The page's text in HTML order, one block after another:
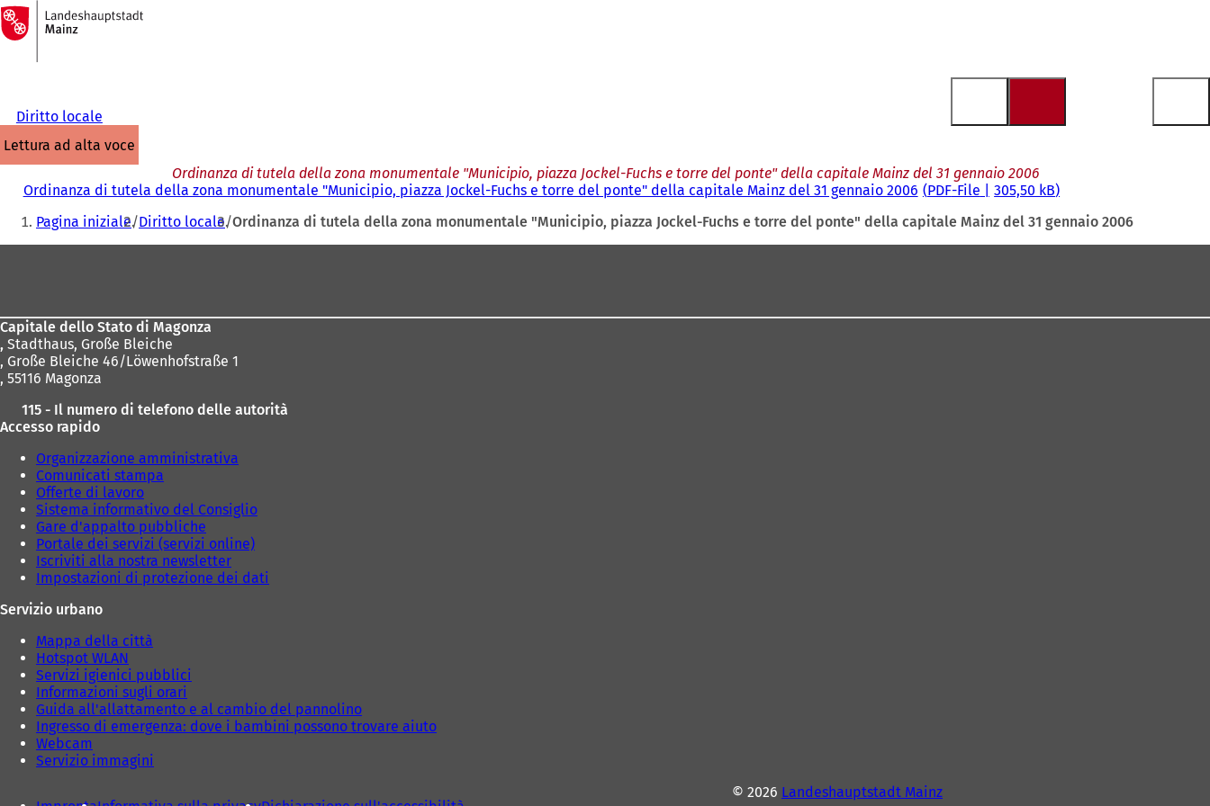
Vai al contenuto
Alla
pagina
iniziale
Diritto locale
lettura ad alta voce
Ordinanza di tutela della zona monumentale "Municipio, piazza Jockel-Fuchs e torre del ponte" della capitale Mainz del 31 gennaio 2006
Ordinanza di tutela della zona monumentale "Municipio, piazza Jockel-Fuchs e torre del ponte" della capitale Mainz del 31 gennaio 2006 PDF-File 305,50 kB
Siete
qui:
Pagina iniziale Diritto locale Ordinanza di tutela della zona monumentale "Municipio, piazza Jockel-Fuchs e torre del ponte" della capitale Mainz del 31 gennaio 2006
Capitale dello Stato di Magonza
, Stadthaus, Große Bleiche
, Große Bleiche 46/Löwenhofstraße 1
, 55116 Magonza
115 - Il numero di telefono delle autorità
Accesso rapido
Organizzazione amministrativa
Comunicati stampa
Offerte di lavoro
Sistema informativo del Consiglio
Gare d'appalto pubbliche
Portale dei servizi (servizi online)
Iscriviti alla nostra newsletter
Impostazioni di protezione dei dati
Servizio urbano
Mappa della città
Hotspot WLAN
Servizi igienici pubblici
Informazioni sugli orari
Guida all'allattamento e al cambio del pannolino
Ingresso di emergenza: dove i bambini possono trovare aiuto
Webcam
Servizio immagini
© 2026 Landeshauptstadt Mainz